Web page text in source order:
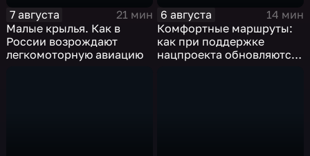
7 августа
21 мин
Малые крылья. Как в
России возрождают
легкомоторную авиацию
6 августа
14 мин
Комфортные маршруты:
как при поддержке
нацпроекта обновляются